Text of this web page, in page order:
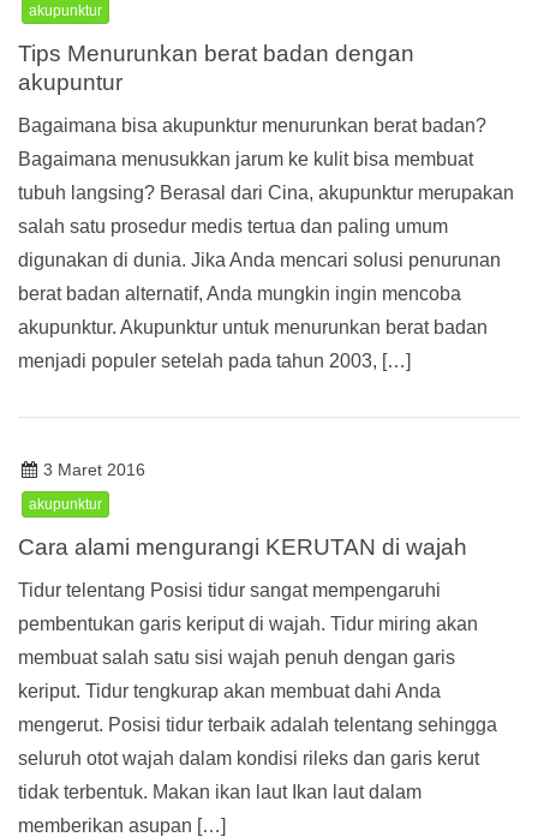
akupunktur
Tips Menurunkan berat badan dengan
akupuntur
Bagaimana bisa akupunktur menurunkan berat badan?
Bagaimana menusukkan jarum ke kulit bisa membuat
tubuh langsing? Berasal dari Cina, akupunktur merupakan
salah satu prosedur medis tertua dan paling umum
digunakan di dunia. Jika Anda mencari solusi penurunan
berat badan alternatif, Anda mungkin ingin mencoba
akupunktur. Akupunktur untuk menurunkan berat badan
menjadi populer setelah pada tahun 2003, […]
3 Maret 2016
akupunktur
Cara alami mengurangi KERUTAN di wajah
Tidur telentang Posisi tidur sangat mempengaruhi
pembentukan garis keriput di wajah. Tidur miring akan
membuat salah satu sisi wajah penuh dengan garis
keriput. Tidur tengkurap akan membuat dahi Anda
mengerut. Posisi tidur terbaik adalah telentang sehingga
seluruh otot wajah dalam kondisi rileks dan garis kerut
tidak terbentuk. Makan ikan laut Ikan laut dalam
memberikan asupan […]